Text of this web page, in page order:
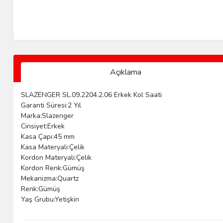
Açıklama
SLAZENGER SL.09.2204.2.06 Erkek Kol Saati
Garanti Süresi:2 Yıl
Marka:Slazenger
Cinsiyet:Erkek
Kasa Çapı:45 mm
Kasa Materyali:Çelik
Kordon Materyali:Çelik
Kordon Renk:Gümüş
Mekanizma:Quartz
Renk:Gümüş
Yaş Grubu:Yetişkin